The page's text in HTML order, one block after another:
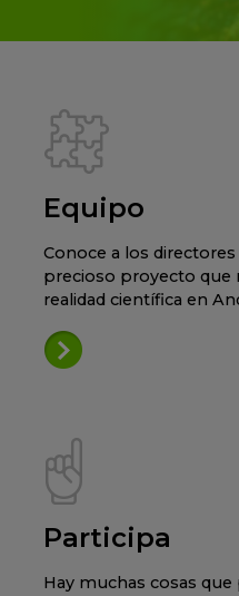
Equipo
Conoce a los
precioso proyecto que
realidad científica en
Participa
Hay muchas cosas que